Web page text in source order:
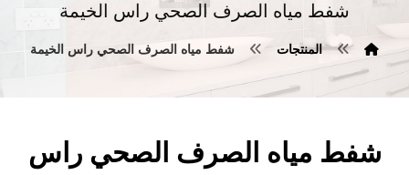
شفط مياه الصرف الصحي راس الخيمة
المنتجات شفط مياه الصرف الصحي راس الخيمة
شفط مياه الصرف الصحي راس